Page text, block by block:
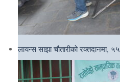
लायन्स साझा चौतारीको रक्तदानमा,